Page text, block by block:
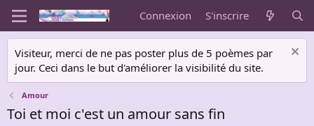
Connexion S'inscrire
Visiteur, merci de ne pas poster plus de 5 poèmes par
jour. Ceci dans le but d'améliorer la visibilité du site.
Amour
Toi et moi c'est un amour sans fin